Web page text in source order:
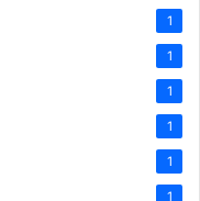
1
1
1
1
1
1